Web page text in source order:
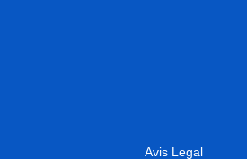
Avis Legal